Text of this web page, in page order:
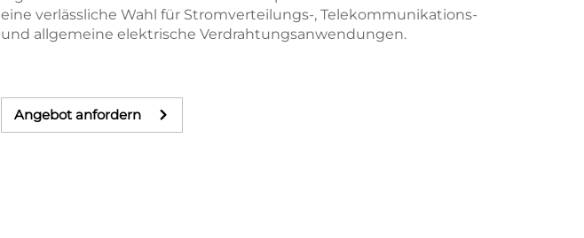
eine verlässliche Wahl für Stromverteilungs-, Telekommunikations-
und allgemeine elektrische Verdrahtungsanwendungen.
Angebot anfordern